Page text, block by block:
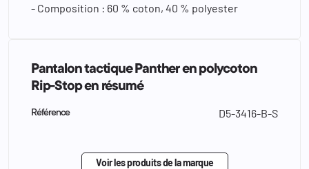
- Composition : 60 % coton, 40 % polyester
Pantalon tactique Panther en polycoton
Rip-Stop en résumé
Référence D5-3416-B-S
Voir les produits de la marque